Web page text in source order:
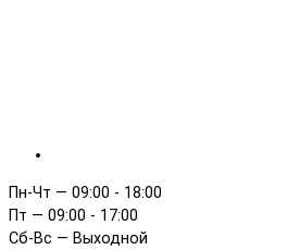
Пн-Чт — 09:00 - 18:00
Пт — 09:00 - 17:00
Сб-Вс — Выходной